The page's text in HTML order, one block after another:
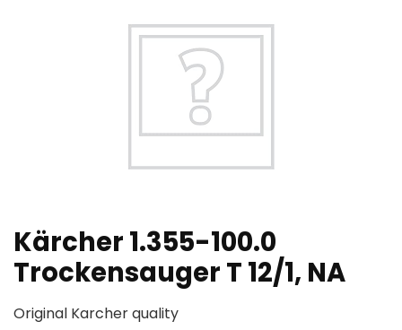
Kärcher 1.355-100.0
Trockensauger T 12/1, NA
Original Karcher quality